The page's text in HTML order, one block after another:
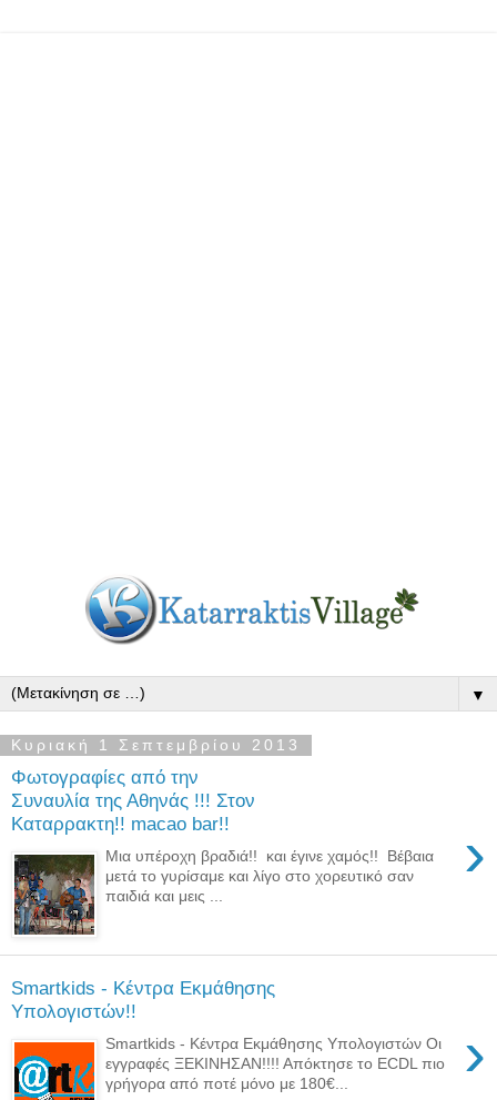
▼
Κυριακή 1 Σεπτεμβρίου 2013
Φωτογραφίες από την
Συναυλία της Αθηνάς !!! Στον
Καταρρακτη!! macao bar!!
›
Μια υπέροχη βραδιά!! και έγινε χαμός!! Βέβαια
μετά το γυρίσαμε και λίγο στο χορευτικό σαν
παιδιά και μεις ...
Smartkids - Κέντρα Εκμάθησης
Υπολογιστών!!
›
Smartkids - Κέντρα Εκμάθησης Υπολογιστών Οι
εγγραφές ΞΕΚΙΝΗΣΑΝ!!!! Απόκτησε το ECDL πιο
γρήγορα από ποτέ μόνο με 180€...